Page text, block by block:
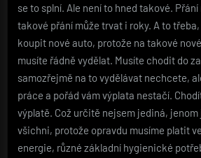
se to splní. Ale není to hned takové.
takové přání může trvat i roky. A to
koupit nové auto, protože na takové
musíte řádně vydělat. Musíte chodit do
samozřejmě na to vydělávat nechcete,
práce a pořád vám výplata nestačí.
výplatě. Což určitě nejsem jediná, jenom
všichni, protože opravdu musíme platit
energie, různé základní hygienické